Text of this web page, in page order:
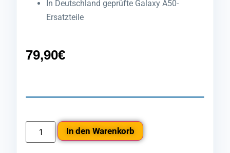
In Deutschland geprüfte Galaxy A50-
Ersatzteile
79,90€
In den Warenkorb